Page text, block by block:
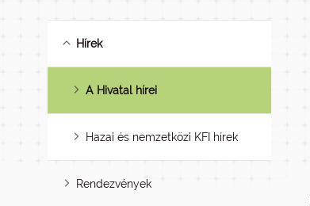
Hírek
A Hivatal hírei
Hazai és nemzetközi KFI hírek
Rendezvények